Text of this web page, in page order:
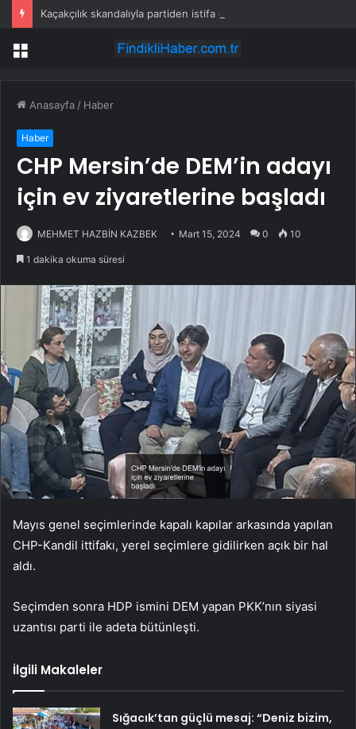
Menü
Anasayfa / Haber
Haber
CHP Mersin’de DEM’in adayı
için ev ziyaretlerine başladı
MEHMET HAZBİN KAZBEK Mart 15, 2024 0 10
1 dakika okuma süresi
Mayıs genel seçimlerinde kapalı kapılar arkasında yapılan
CHP-Kandil ittifakı, yerel seçimlere gidilirken açık bir hal
aldı.
Seçimden sonra HDP ismini DEM yapan PKK’nın siyasi
uzantısı parti ile adeta bütünleşti.
İlgili Makaleler
Sığacık’tan güçlü mesaj: “Deniz bizim,